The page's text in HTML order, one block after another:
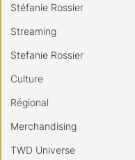
Stéfanie Rossier
Streaming
Stefanie Rossier
Culture
Régional
Merchandising
TWD Universe